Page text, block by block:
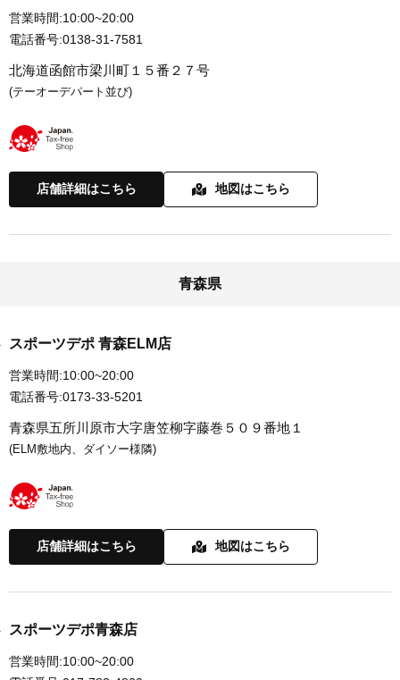
営業時間:10:00~20:00
電話番号:0138-31-7581
北海道函館市梁川町１５番２７号
(テーオーデパート並び)
店舗詳細はこちら 地図はこちら
青森県
スポーツデポ 青森ELM店
営業時間:10:00~20:00
電話番号:0173-33-5201
青森県五所川原市大字唐笠柳字藤巻５０９番地１
(ELM敷地内、ダイソー様隣)
店舗詳細はこちら 地図はこちら
スポーツデポ青森店
営業時間:10:00~20:00